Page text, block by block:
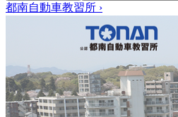
都南自動車教習所 ›